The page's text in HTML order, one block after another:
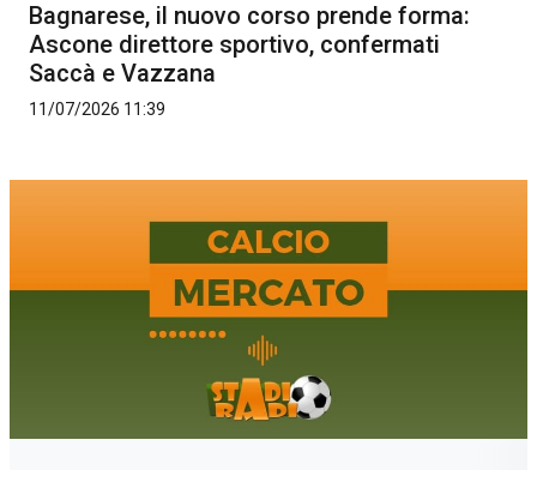
Bagnarese, il nuovo corso prende forma:
Ascone direttore sportivo, confermati
Saccà e Vazzana
11/07/2026 11:39